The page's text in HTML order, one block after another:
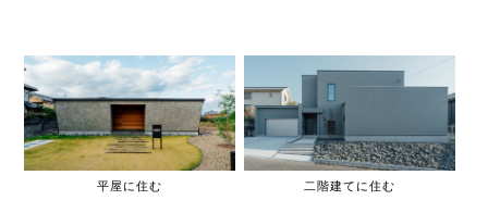
平屋に住む 二階建てに住む